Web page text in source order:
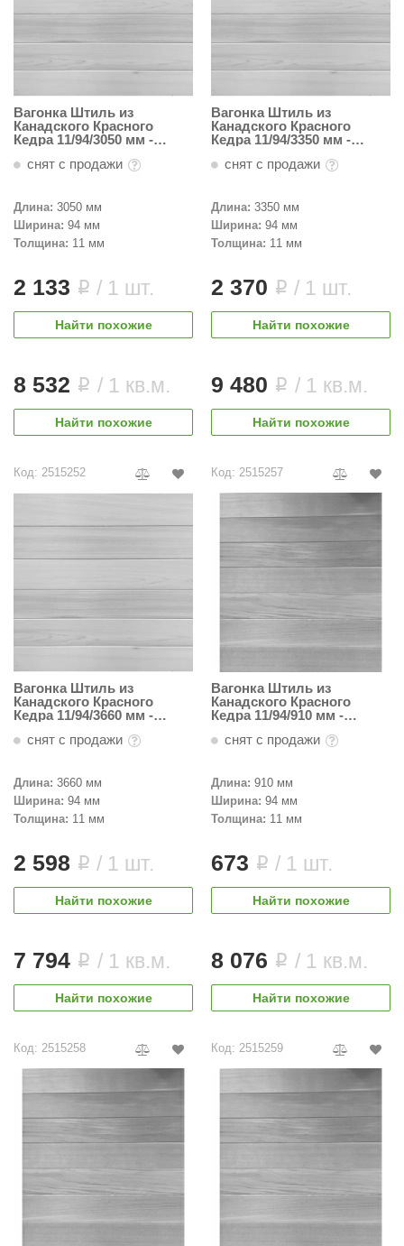
Вагонка Штиль из
Канадского Красного
Кедра 11/94/3050 мм -
снят с продажи
Длина: 3050 мм
Ширина: 94 мм
Толщина: 11 мм
2 133 i / 1 шт.
Найти похожие
8 532 i / 1 кв.м.
Найти похожие
Вагонка Штиль из
Канадского Красного
Кедра 11/94/3350 мм -
снят с продажи
Длина: 3350 мм
Ширина: 94 мм
Толщина: 11 мм
2 370 i / 1 шт.
Найти похожие
9 480 i / 1 кв.м.
Найти похожие
Код: 2515252
Вагонка Штиль из
Канадского Красного
Кедра 11/94/3660 мм -
снят с продажи
Длина: 3660 мм
Ширина: 94 мм
Толщина: 11 мм
2 598 i / 1 шт.
Найти похожие
7 794 i / 1 кв.м.
Найти похожие
Код: 2515257
Вагонка Штиль из
Канадского Красного
Кедра 11/94/910 мм -
снят с продажи
Длина: 910 мм
Ширина: 94 мм
Толщина: 11 мм
673 i / 1 шт.
Найти похожие
8 076 i / 1 кв.м.
Найти похожие
Код: 2515258 Код: 2515259